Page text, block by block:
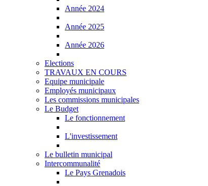
Année 2024
Année 2025
Année 2026
Elections
TRAVAUX EN COURS
Equipe municipale
Employés municipaux
Les commissions municipales
Le Budget
Le fonctionnement
L'investissement
Le bulletin municipal
Intercommunalité
Le Pays Grenadois